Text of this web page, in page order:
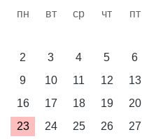
пн вт ср чт пт
2
3 4 5 6
9
10 11 12 13
16
17 18 19 20
23
24 25 26 27